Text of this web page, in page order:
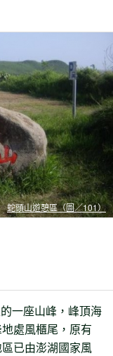
蛇頭山遊憩區（圖／101）
一座山峰，峰頂海
處風櫃尾，原有
已由澎湖國家風